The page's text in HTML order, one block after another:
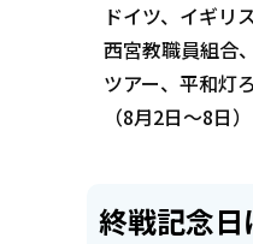
ドイツ、イギリ
西宮教職員組合
ツアー、平和灯
（8月2日～8日）
終戦記念